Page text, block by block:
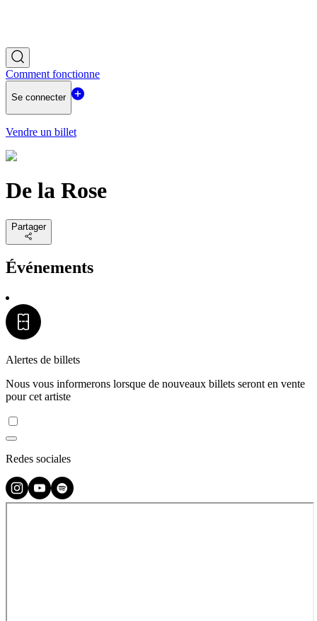
Comment fonctionne
Se connecter
Vendre un billet
De la Rose
Partager
Événements
Alertes de billets
Nous vous informerons lorsque de nouveaux billets seront en vente
pour cet artiste
Redes sociales